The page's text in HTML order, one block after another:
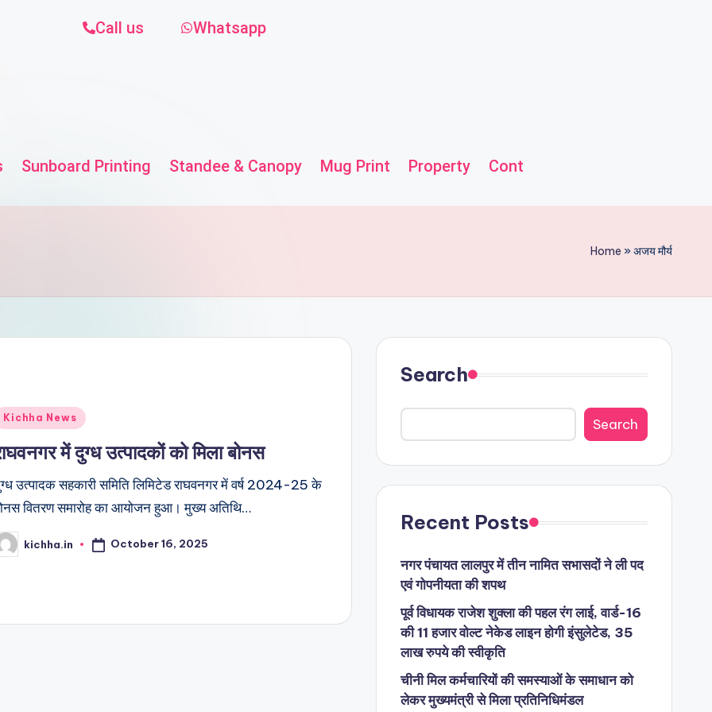
Call us Whatsapp
Sunboard Printing Standee & Canopy Mug Print Property Contact us
Home »अजय मौर्य
Kichha News
में दुग्ध उत्पादकों को मिला बोनस
उत्पादक सहकारी समिति लिमिटेड राघवनगर में वर्ष 2024-25 के
वितरण समारोह का आयोजन हुआ। मुख्य अतिथि…
kichha.in October 16, 2025
Search
Search
Recent Posts
नगर पंचायत लालपुर में तीन नामित सभासदों ने ली पद
एवं गोपनीयता की शपथ
पूर्व विधायक राजेश शुक्ला की पहल रंग लाई, वार्ड-16
की 11 हजार वोल्ट नेकेड लाइन होगी इंसुलेटेड, 35
लाख रुपये की स्वीकृति
चीनी मिल कर्मचारियों की समस्याओं के समाधान को
लेकर मुख्यमंत्री से मिला प्रतिनिधिमंडल